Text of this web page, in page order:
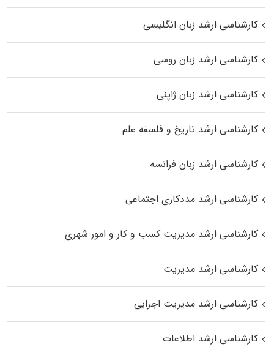
کارشناسی ارشد زبان انگلیسی
کارشناسی ارشد زبان روسی
کارشناسی ارشد زبان ژاپنی
کارشناسی ارشد تاریخ و فلسفه علم
کارشناسی ارشد زبان فرانسه
کارشناسی ارشد مددکاری اجتماعی
کارشناسی ارشد مدیریت کسب و کار و امور شهری
کارشناسی ارشد مدیریت
کارشناسی ارشد مدیریت اجرایی
کارشناسی ارشد اطلاعات